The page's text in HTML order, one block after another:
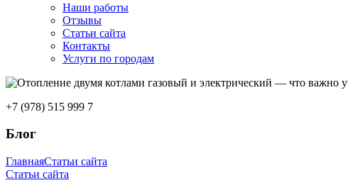
Наши работы
Отзывы
Статьи сайта
Контакты
Услуги по городам
+7 (978) 515 999 7
Блог
ГлавнаяСтатьи сайта
Статьи сайта